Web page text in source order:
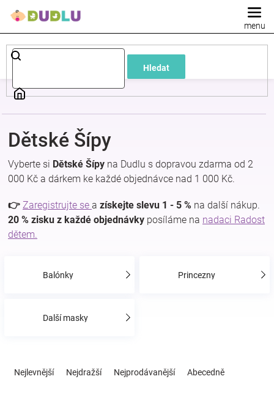
Hledat
Dětské
a
kojenecké
oblečení
Pokojíček
a
kojenecká
zábava
Dětské Šípy
Vyberte si Dětské Šípy na Dudlu s dopravou zdarma od 2
000 Kč a dárkem ke každé objednávce nad 1 000 Kč.
👉 Zaregistrujte se a získejte slevu 1 - 5 % na další nákup.
20 % zisku z každé objednávky posíláme na nadaci Radost
dětem.
Balónky Princezny
Další masky
Nejlevnější Nejdražší Nejprodávanější Abecedně